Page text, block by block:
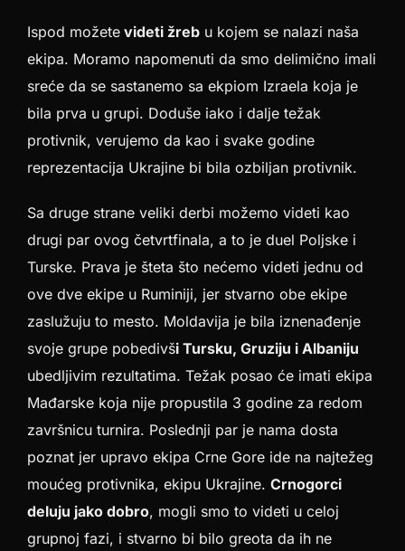
Ispod možete videti žreb u kojem se nalazi naša
ekipa. Moramo napomenuti da smo delimično imali
sreće da se sastanemo sa ekpiom Izraela koja je
bila prva u grupi. Doduše iako i dalje težak
protivnik, verujemo da kao i svake godine
reprezentacija Ukrajine bi bila ozbiljan protivnik.
Sa druge strane veliki derbi možemo videti kao
drugi par ovog četvrtfinala, a to je duel Poljske i
Turske. Prava je šteta što nećemo videti jednu od
ove dve ekipe u Ruminiji, jer stvarno obe ekipe
zaslužuju to mesto. Moldavija je bila iznenađenje
svoje grupe pobedivši Tursku, Gruziju i Albaniju
ubedljivim rezultatima. Težak posao će imati ekipa
Mađarske koja nije propustila 3 godine za redom
završnicu turnira. Poslednji par je nama dosta
poznat jer upravo ekipa Crne Gore ide na najtežeg
moućeg protivnika, ekipu Ukrajine. Crnogorci
deluju jako dobro, mogli smo to videti u celoj
grupnoj fazi, i stvarno bi bilo greota da ih ne